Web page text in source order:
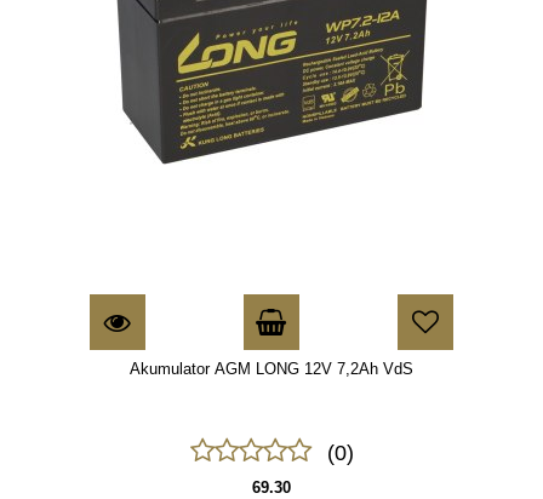
Akumulator AGM LONG 12V 7,2Ah VdS
(0)
69.30